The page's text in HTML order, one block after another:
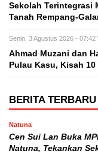
Sekolah Terintegrasi
Tanah Rempang-
Senin, 3 Agustus 2026 - 07:42
Ahmad Muzani dan
Pulau Kasu, Kisah
BERITA TERBARU
Natuna
Cen Sui Lan Buka
Natuna, Tekankan